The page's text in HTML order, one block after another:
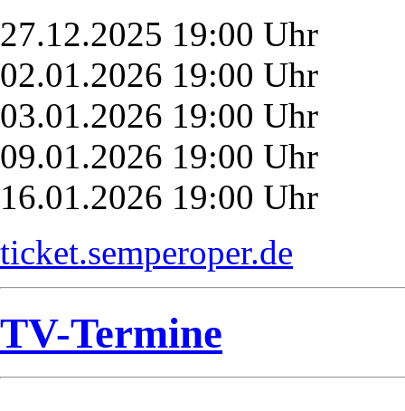
27.12.2025 19:00 Uhr
02.01.2026 19:00 Uhr
03.01.2026 19:00 Uhr
09.01.2026 19:00 Uhr
16.01.2026 19:00 Uhr
ticket.semperoper.de
TV-Termine